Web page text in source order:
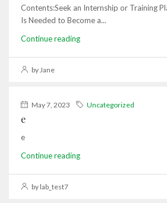
Contents:Seek an Internship or Training
Is Needed to Become a...
Continue reading
by Jane
May 7, 2023 Uncategorized
e
e
Continue reading
by lab_test7